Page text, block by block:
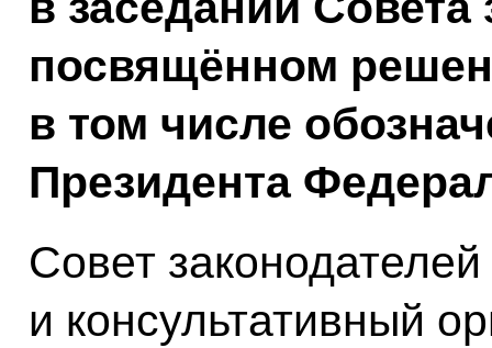
посвящённом
в том числе
Президента
Совет
и консультативный